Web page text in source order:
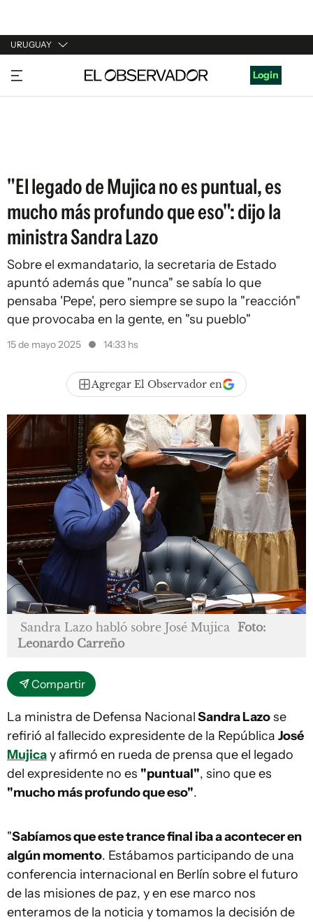
URUGUAY
URUGUAY
ARGENTINA
Login
"El legado de Mujica no es puntual, es
mucho más profundo que eso": dijo la
ministra Sandra Lazo
Sobre el exmandatario, la secretaria de Estado
apuntó además que "nunca" se sabía lo que
pensaba 'Pepe', pero siempre se supo la "reacción"
que provocaba en la gente, en "su pueblo"
15 de mayo 2025 14:33 hs
Agregar El Observador en
Sandra Lazo habló sobre José Mujica
Foto:
Leonardo Carreño
Compartir
La ministra de Defensa NacionalSandra Lazose
refirió al fallecido expresidente de la República José
Mujicay afirmó en rueda de prensa que el legado
del expresidente no es "puntual", sino que es
"mucho más profundo que eso".
"Sabíamos que este trance final iba a acontecer en
algún momento. Estábamos participando de una
conferencia internacional en Berlín sobre el futuro
de las misiones de paz, y en ese marco nos
enteramos de la noticia y tomamos la decisión de